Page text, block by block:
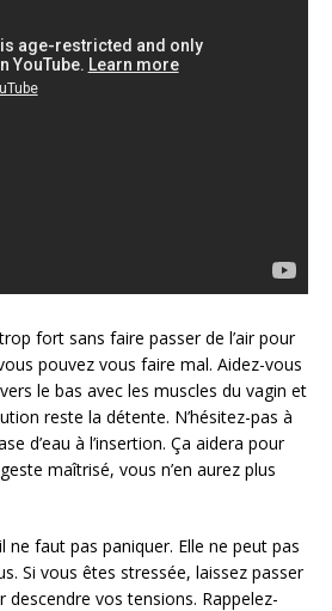
fort sans faire passer de l’air pour
pouvez vous faire mal. Aidez-vous
le bas avec les muscles du vagin et
reste la détente. N’hésitez-pas à
d’eau à l’insertion. Ça aidera pour
maîtrisé, vous n’en aurez plus
ne faut pas paniquer. Elle ne peut pas
Si vous êtes stressée, laissez passer
vos tensions. Rappelez-